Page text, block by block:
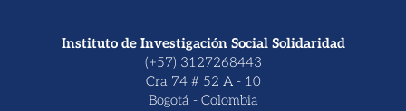
Instituto de Investigación Social Solidaridad
(+57) 3127268443
Cra 74 # 52 A - 10
Bogotá - Colombia